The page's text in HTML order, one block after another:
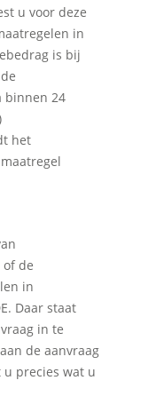
u voor deze
in
is bij
binnen 24
het
de
in
Daar staat
in te
de aanvraag
precies wat u